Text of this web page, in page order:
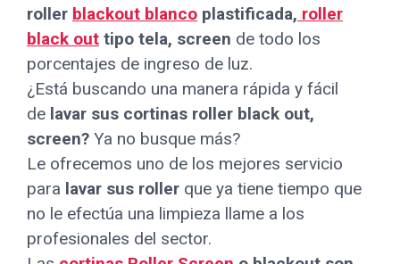
roller blackout blanco plastificada, roller
black out tipo tela, screen de todo los
porcentajes de ingreso de luz.
¿Está buscando una manera rápida y fácil
de lavar sus cortinas roller black out,
screen? Ya no busque más?
Le ofrecemos uno de los mejores servicio
para lavar sus roller que ya tiene tiempo que
no le efectúa una limpieza llame a los
profesionales del sector.